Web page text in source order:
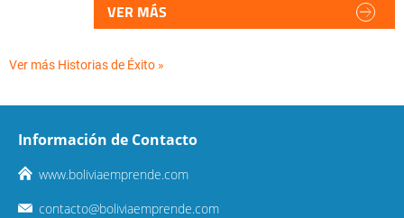
VER MÁS
Ver más Historias de Éxito »
Información de Contacto
www.boliviaemprende.com
contacto@boliviaemprende.com